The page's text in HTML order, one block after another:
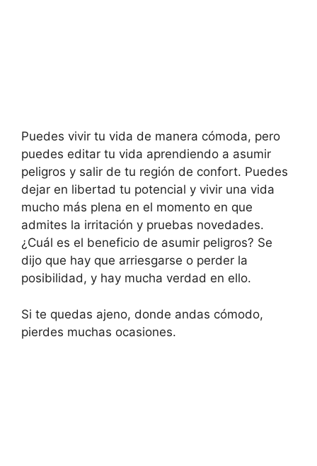
Puedes vivir tu vida de manera cómoda, pero
puedes editar tu vida aprendiendo a asumir
peligros y salir de tu región de confort. Puedes
dejar en libertad tu potencial y vivir una vida
mucho más plena en el momento en que
admites la irritación y pruebas novedades.
¿Cuál es el beneficio de asumir peligros? Se
dijo que hay que arriesgarse o perder la
posibilidad, y hay mucha verdad en ello.
Si te quedas ajeno, donde andas cómodo,
pierdes muchas ocasiones.